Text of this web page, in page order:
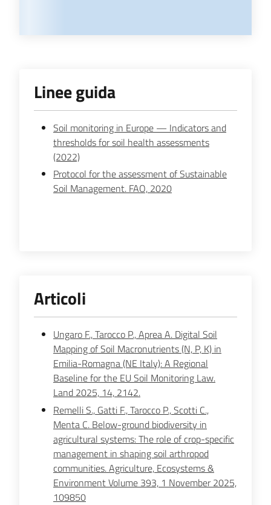
Linee guida
Soil monitoring in Europe — Indicators and
thresholds for soil health assessments
(2022)
Protocol for the assessment of Sustainable
Soil Management. FAO, 2020
Articoli
Ungaro F., Tarocco P., Aprea A. Digital Soil
Mapping of Soil Macronutrients (N, P, K) in
Emilia-Romagna (NE Italy): A Regional
Baseline for the EU Soil Monitoring Law.
Land 2025, 14, 2142.
Remelli S., Gatti F., Tarocco P., Scotti C.,
Menta C. Below-ground biodiversity in
agricultural systems: The role of crop-specific
management in shaping soil arthropod
communities. Agriculture, Ecosystems &
Environment Volume 393, 1 November 2025,
109850